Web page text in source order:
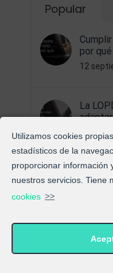
Utilizamos cookies
estadísticos de la
proporcionar información
nuestros servicios. Tiene
cookies >>
Popular
por
12
La
18
Sobre
de